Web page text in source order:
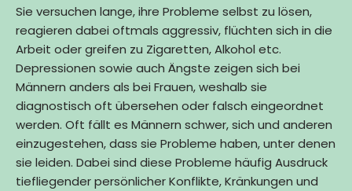
Sie versuchen lange, ihre Probleme selbst zu lösen,
reagieren dabei oftmals aggressiv, flüchten sich in die
Arbeit oder greifen zu Zigaretten, Alkohol etc.
Depressionen sowie auch Ängste zeigen sich bei
Männern anders als bei Frauen, weshalb sie
diagnostisch oft übersehen oder falsch eingeordnet
werden. Oft fällt es Männern schwer, sich und anderen
einzugestehen, dass sie Probleme haben, unter denen
sie leiden. Dabei sind diese Probleme häufig Ausdruck
tiefliegender persönlicher Konflikte, Kränkungen und